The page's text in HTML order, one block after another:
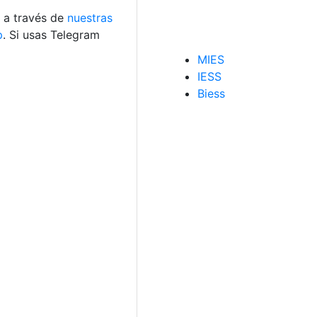
a través de nuestras
. Si usas Telegram
MIES
IESS
Biess